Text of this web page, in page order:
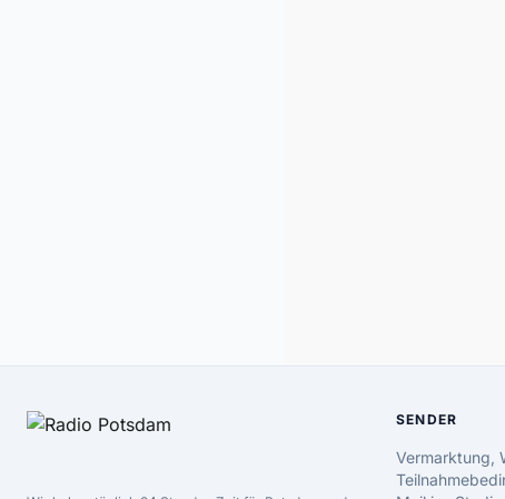
SENDER
Vermarktung,